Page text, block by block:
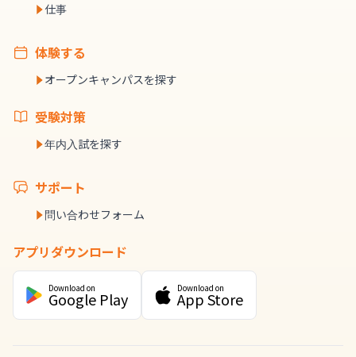
仕事
体験する
オープンキャンパスを探す
受験対策
年内入試を探す
サポート
問い合わせフォーム
アプリダウンロード
Download on
Google Play
Download on
App Store